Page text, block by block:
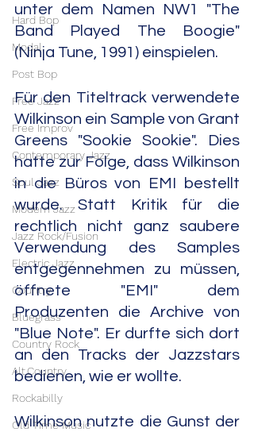
Hard Bop
Modal
Post Bop
Free Jazz
Free Improv
Contemporary Jazz
Soul Jazz
Modern Jazz
Jazz Rock/Fusion
Electric Jazz
Country
Bluegrass
Country Rock
Alt.Country
Rockabilly
Old Time Music
unter dem Namen NW1 "The
Band Played The Boogie"
(Ninja Tune, 1991) einspielen.
Für den Titeltrack verwendete
Wilkinson ein Sample von Grant
Greens "Sookie Sookie". Dies
hatte zur Folge, dass Wilkinson
in die Büros von EMI bestellt
wurde. Statt Kritik für die
rechtlich nicht ganz saubere
Verwendung des Samples
entgegennehmen zu müssen,
öffnete "EMI" dem
Produzenten die Archive von
"Blue Note". Er durfte sich dort
an den Tracks der Jazzstars
bedienen, wie er wollte.
Wilkinson nutzte die Gunst der